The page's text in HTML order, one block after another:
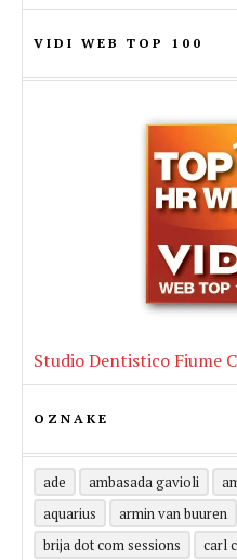
VIDI WEB TOP 100
Studio Dentistico Fiume
OZNAKE
ade ambasada gavioli
aquarius
armin van buuren
brija dot com sessions
carl